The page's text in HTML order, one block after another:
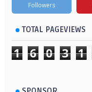
Followers
TOTAL PAGEVIEWS
1 6 0 3 1